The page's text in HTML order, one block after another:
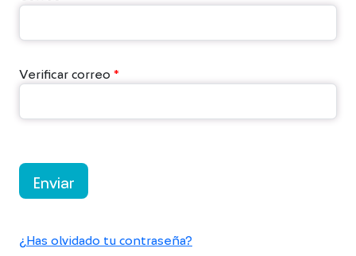
Verificar correo *
Enviar
¿Has olvidado tu contraseña?